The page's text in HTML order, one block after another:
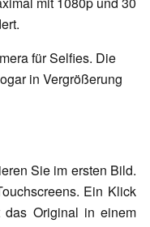
für Selfies. Die
in Vergrößerung
Sie im ersten Bild.
Ein Klick
Original in einem